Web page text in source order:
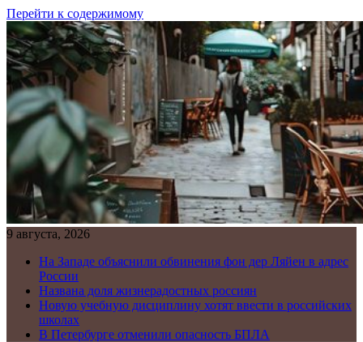
Перейти к содержимому
9 августа, 2026
На Западе объяснили обвинения фон дер Ляйен в адрес
России
Названа доля жизнерадостных россиян
Новую учебную дисциплину хотят ввести в российских
школах
В Петербурге отменили опасность БПЛА